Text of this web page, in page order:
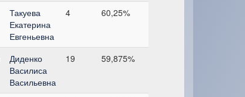
Такуева
Екатерина
Евгеньевна
4 60,25%
Диденко
Василиса
Васильевна
19 59,875%